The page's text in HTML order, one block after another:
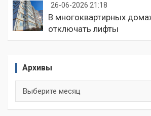
26-06-2026 21:18
В многоквартирных
отключать лифты
Архивы